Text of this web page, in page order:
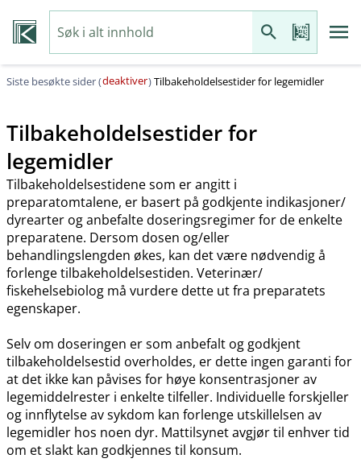
Siste besøkte sider (deaktiver)Tilbakeholdelsestider for legemidler
Tilbakeholdelsestider for
legemidler
Tilbakeholdelsestidene som er angitt i
preparatomtalene, er basert på godkjente indikasjoner​/​
dyrearter og anbefalte doseringsregimer for de enkelte
preparatene. Dersom dosen og​/​eller
behandlingslengden økes, kan det være nødvendig å
forlenge tilbakeholdelsestiden. Veterinær​/​
fiskehelsebiolog må vurdere dette ut fra preparatets
egenskaper.
Selv om doseringen er som anbefalt og godkjent
tilbakeholdelsestid overholdes, er dette ingen garanti for
at det ikke kan påvises for høye konsentrasjoner av
legemiddelrester i enkelte tilfeller. Individuelle forskjeller
og innflytelse av sykdom kan forlenge utskillelsen av
legemidler hos noen dyr. Mattilsynet avgjør til enhver tid
om et slakt kan godkjennes til konsum.